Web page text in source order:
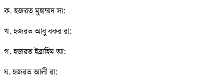
ক. হজরত মুহাম্মদ সা:
খ. হজরত আবু বকর রা:
গ. হজরত ইব্রাহিম আ:
ঘ. হজরত আলী রা: